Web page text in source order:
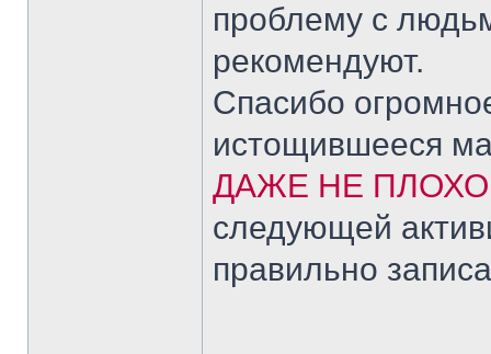
проблему с
рекомендуют.
Спасибо
истощившееся
ДАЖЕ НЕ
следующей
правильно